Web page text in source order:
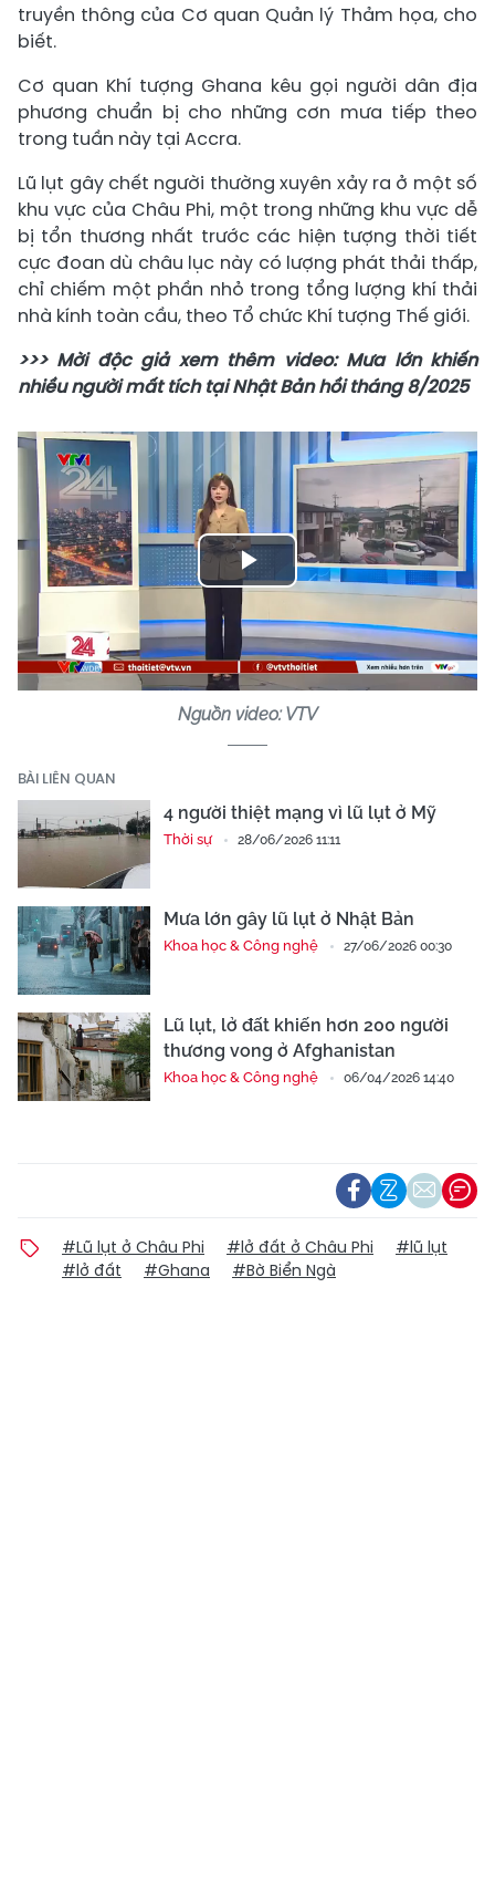
truyền thông của Cơ quan Quản lý Thảm họa, cho
biết.
Cơ quan Khí tượng Ghana kêu gọi người dân địa
phương chuẩn bị cho những cơn mưa tiếp theo
trong tuần này tại Accra.
Lũ lụt gây chết người thường xuyên xảy ra ở một số
khu vực của Châu Phi, một trong những khu vực dễ
bị tổn thương nhất trước các hiện tượng thời tiết
cực đoan dù châu lục này có lượng phát thải thấp,
chỉ chiếm một phần nhỏ trong tổng lượng khí thải
nhà kính toàn cầu, theo Tổ chức Khí tượng Thế giới.
>>> Mời độc giả xem thêm video: Mưa lớn khiến
nhiều người mất tích tại Nhật Bản hồi tháng 8/2025
Play
Video
Nguồn video: VTV
BÀI LIÊN QUAN
4 người thiệt mạng vì lũ lụt ở Mỹ
Thời sự 28/06/2026 11:11
Mưa lớn gây lũ lụt ở Nhật Bản
Khoa học & Công nghệ 27/06/2026 00:30
Lũ lụt, lở đất khiến hơn 200 người
thương vong ở Afghanistan
Khoa học & Công nghệ 06/04/2026 14:40
#Lũ lụt ở Châu Phi #lở đất ở Châu Phi
#lũ lụt
#lở đất
#Ghana #Bờ Biển Ngà